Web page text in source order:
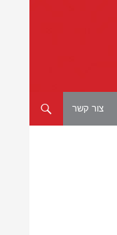
צור קשר